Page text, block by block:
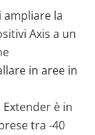
ampliare la
Axis a un
in aree in
è in
tra -40